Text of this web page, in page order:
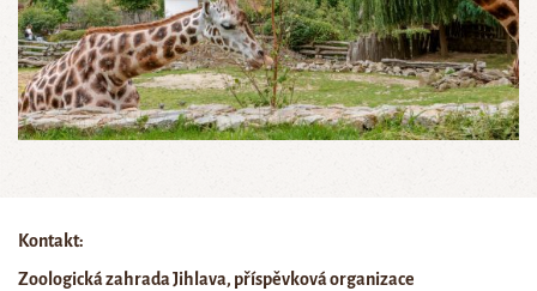
Kontakt:
Zoologická zahrada Jihlava, příspěvková organizace